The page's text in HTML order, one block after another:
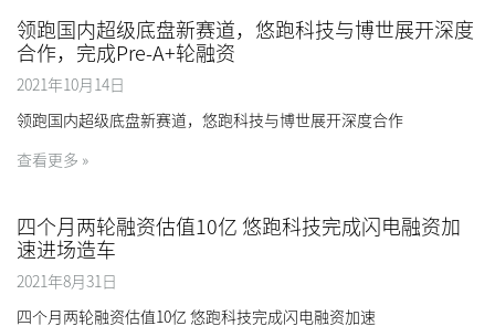
领跑国内超级底盘新赛道，悠跑科技与博世展开深度
合作，完成Pre-A+轮融资
2021年10月14日
领跑国内超级底盘新赛道，悠跑科技与博世展开深度合作
查看更多 »
四个月两轮融资估值10亿 悠跑科技完成闪电融资加
速进场造车
2021年8月31日
四个月两轮融资估值10亿 悠跑科技完成闪电融资加速